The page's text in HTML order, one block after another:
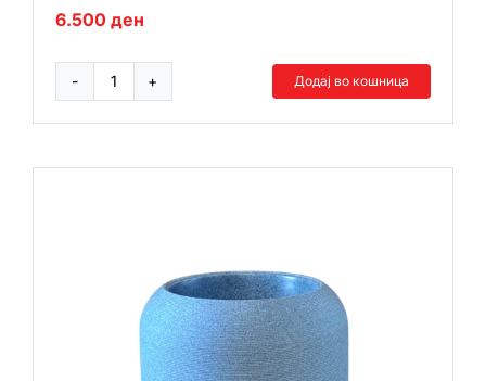
6.500 ден
Рок
Додај во кошница